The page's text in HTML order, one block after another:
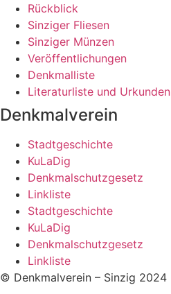
Rückblick
Sinziger Fliesen
Sinziger Münzen
Veröffentlichungen
Denkmalliste
Literaturliste und Urkunden
Denkmalverein
Stadtgeschichte
KuLaDig
Denkmalschutzgesetz
Linkliste
Stadtgeschichte
KuLaDig
Denkmalschutzgesetz
Linkliste
© Denkmalverein – Sinzig 2024